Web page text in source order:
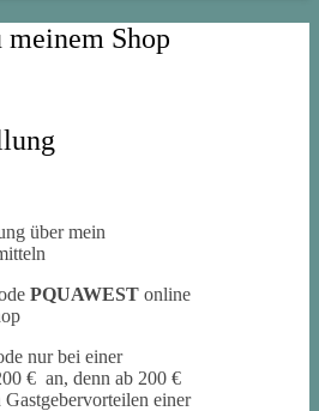
meinem Shop
über mein
PQUAWEST online
nur bei einer
€ an, denn ab 200 €
einer